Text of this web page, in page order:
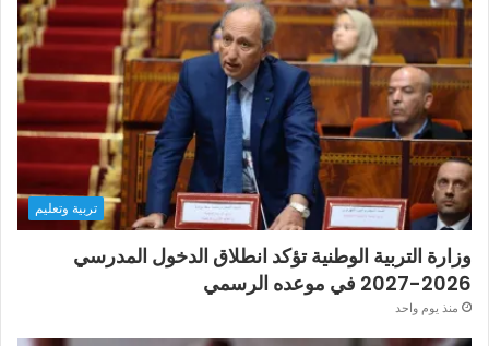
تربية وتعليم
وزارة التربية الوطنية تؤكد انطلاق الدخول المدرسي
2026-2027 في موعده الرسمي
منذ يوم واحد